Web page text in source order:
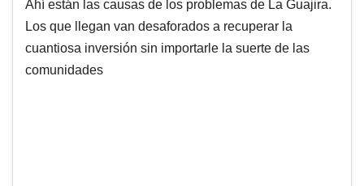
Ahí están las causas de los problemas de La Guajira.
Los que llegan van desaforados a recuperar la
cuantiosa inversión sin importarle la suerte de las
comunidades